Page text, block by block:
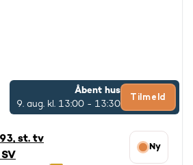
Åbent hus
9. aug. kl. 13:00 - 13:30
Tilmeld
st. tv
Ny